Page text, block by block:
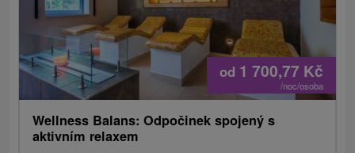
od 1 700,77 Kč
/noc/osoba
Wellness Balans: Odpočinek spojený s
aktivním relaxem